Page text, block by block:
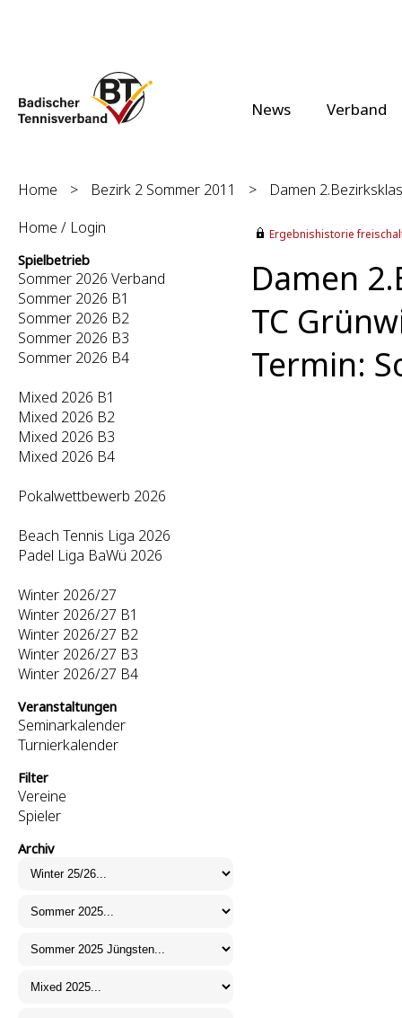
News Verband
Home > Bezirk 2 Sommer 2011 >
Damen
Home / Login
Spielbetrieb
Sommer 2026 Verband
Sommer 2026 B1
Sommer 2026 B2
Sommer 2026 B3
Sommer 2026 B4
Mixed 2026 B1
Mixed 2026 B2
Mixed 2026 B3
Mixed 2026 B4
Pokalwettbewerb 2026
Beach Tennis Liga 2026
Padel Liga BaWü 2026
Winter 2026/27
Winter 2026/27 B1
Winter 2026/27 B2
Winter 2026/27 B3
Winter 2026/27 B4
Veranstaltungen
Seminarkalender
Turnierkalender
Filter
Vereine
Spieler
Archiv
Ergebnishistorie
Damen
TC
Termin: